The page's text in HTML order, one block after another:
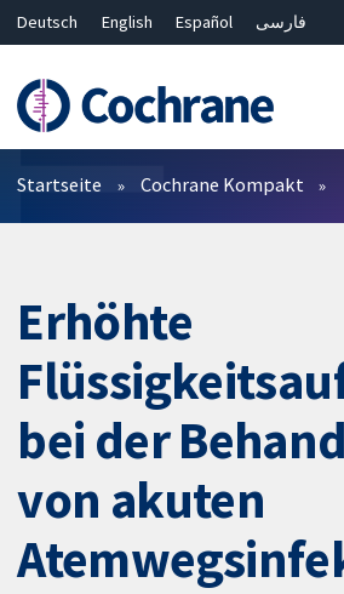
Deutsch English Español
فارسی
Bahasa Malaysia
ไทย
繁體中文
简体中文
Filter
Startseite Cochrane Kompakt
Erhöhte
bei der
von akuten